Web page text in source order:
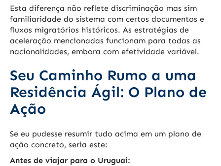
Esta diferença não reflete discriminação mas sim
familiaridade do sistema com certos documentos e
fluxos migratórios históricos. As estratégias de
aceleração mencionadas funcionam para todas as
nacionalidades, embora com efetividade variável.
Seu Caminho Rumo a uma
Residência Ágil: O Plano de
Ação
Se eu pudesse resumir tudo acima em um plano de
ação concreto, seria este:
Antes de viajar para o Uruguai: